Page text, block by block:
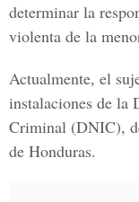
determinar la
violenta de la
Actualmente, el
instalaciones de la
Criminal (DNIC),
de Honduras.